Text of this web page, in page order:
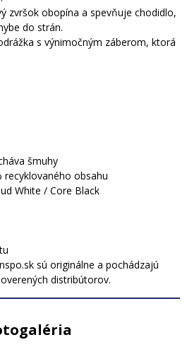
zvršok obopína a spevňuje chodidlo,
do strán.
s výnimočným záberom, ktorá
šmuhy
recyklovaného obsahu
White / Core Black
sú originálne a pochádzajú
distribútorov.